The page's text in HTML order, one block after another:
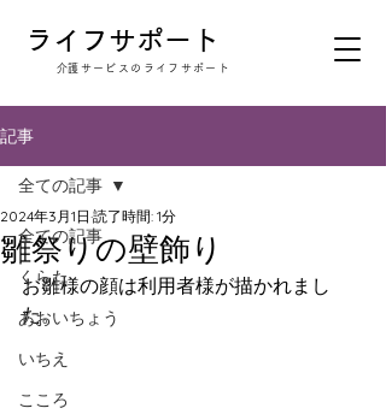
​ライフサポート
​介護サービスのライフサポート
記事
全ての記事
くらた
あおいちょう
いちえ
こころ
全ての記事
雛祭りの壁飾り
2024年3月1日 読了時間: 1分
お雛様の顔は利用者様が描かれまし
た。